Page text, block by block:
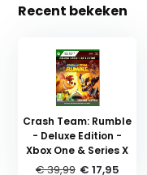
Recent bekeken
Crash Team: Rumble
- Deluxe Edition -
Xbox One & Series X
€ 39,99 € 17,95